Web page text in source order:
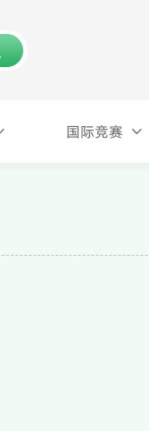
国际竞赛